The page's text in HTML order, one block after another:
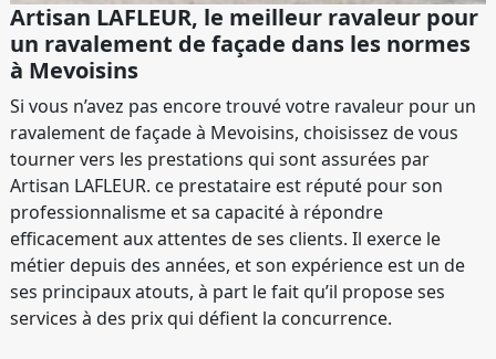
Artisan LAFLEUR, le meilleur ravaleur pour
un ravalement de façade dans les normes
à Mevoisins
Si vous n’avez pas encore trouvé votre ravaleur pour un
ravalement de façade à Mevoisins, choisissez de vous
tourner vers les prestations qui sont assurées par
Artisan LAFLEUR. ce prestataire est réputé pour son
professionnalisme et sa capacité à répondre
efficacement aux attentes de ses clients. Il exerce le
métier depuis des années, et son expérience est un de
ses principaux atouts, à part le fait qu’il propose ses
services à des prix qui défient la concurrence.